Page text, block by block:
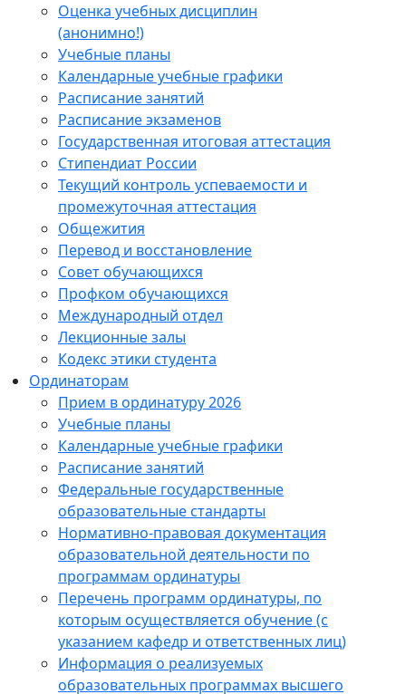
Оценка учебных дисциплин
(анонимно!)
Учебные планы
Календарные учебные графики
Расписание занятий
Расписание экзаменов
Государственная итоговая аттестация
Стипендиат России
Текущий контроль успеваемости и
промежуточная аттестация
Общежития
Перевод и восстановление
Совет обучающихся
Профком обучающихся
Международный отдел
Лекционные залы
Кодекс этики студента
Ординаторам
Прием в ординатуру 2026
Учебные планы
Календарные учебные графики
Расписание занятий
Федеральные государственные
образовательные стандарты
Нормативно-правовая документация
образовательной деятельности по
программам ординатуры
Перечень программ ординатуры, по
которым осуществляется обучение (с
указанием кафедр и ответственных лиц)
Информация о реализуемых
образовательных программах высшего